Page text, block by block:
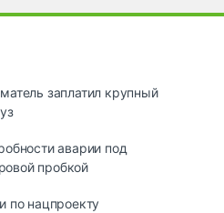
заплатил крупный
аварии под
пробкой
по нацпроекту